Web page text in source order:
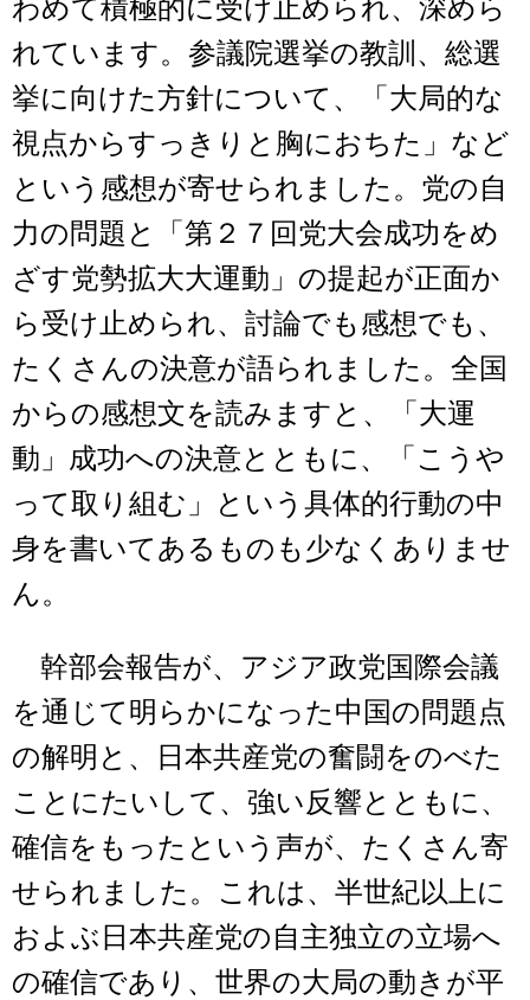
わめて積極的に受け止められ、深めら
れています。参議院選挙の教訓、総選
挙に向けた方針について、「大局的な
視点からすっきりと胸におちた」など
という感想が寄せられました。党の自
力の問題と「第２７回党大会成功をめ
ざす党勢拡大大運動」の提起が正面か
ら受け止められ、討論でも感想でも、
たくさんの決意が語られました。全国
からの感想文を読みますと、「大運
動」成功への決意とともに、「こうや
って取り組む」という具体的行動の中
身を書いてあるものも少なくありませ
ん。
幹部会報告が、アジア政党国際会議
を通じて明らかになった中国の問題点
の解明と、日本共産党の奮闘をのべた
ことにたいして、強い反響とともに、
確信をもったという声が、たくさん寄
せられました。これは、半世紀以上に
およぶ日本共産党の自主独立の立場へ
の確信であり、世界の大局の動きが平